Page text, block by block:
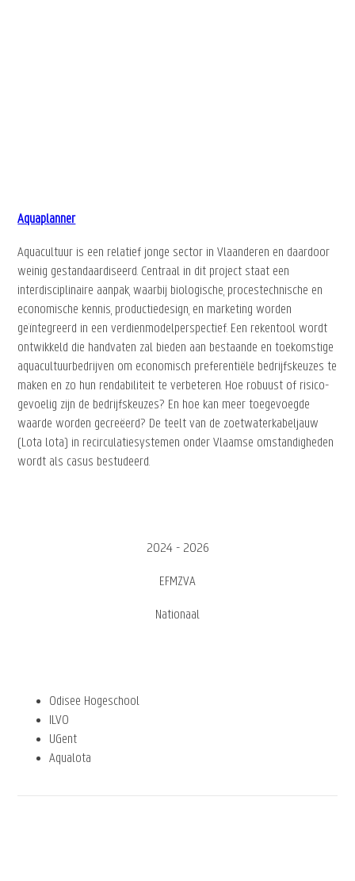
Aquaplanner
Aquacultuur is een relatief jonge sector in Vlaanderen en daardoor
weinig gestandaardiseerd. Centraal in dit project staat een
interdisciplinaire aanpak, waarbij biologische, procestechnische en
economische kennis, productiedesign, en marketing worden
geïntegreerd in een verdienmodelperspectief. Een rekentool wordt
ontwikkeld die handvaten zal bieden aan bestaande en toekomstige
aquacultuurbedrijven om economisch preferentiële bedrijfskeuzes te
maken en zo hun rendabiliteit te verbeteren. Hoe robuust of risico-
gevoelig zijn de bedrijfskeuzes? En hoe kan meer toegevoegde
waarde worden gecreëerd? De teelt van de zoetwaterkabeljauw
(Lota lota) in recirculatiesystemen onder Vlaamse omstandigheden
wordt als casus bestudeerd.
2024 - 2026
EFMZVA
Nationaal
Odisee Hogeschool
ILVO
UGent
Aqualota